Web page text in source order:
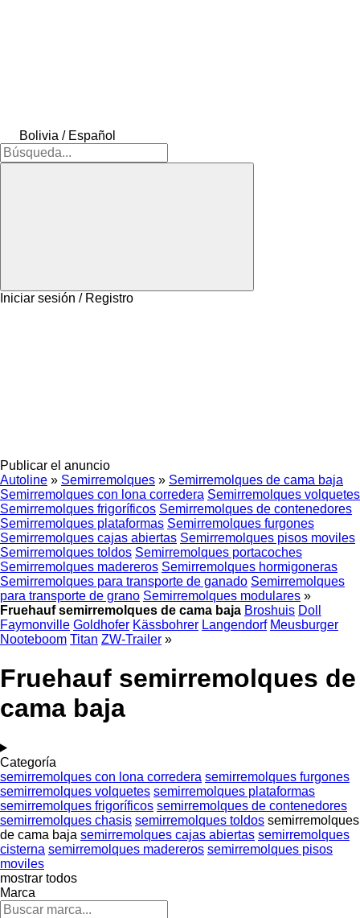
Bolivia / Español
Iniciar sesión / Registro
Publicar el anuncio
Autoline » Semirremolques » Semirremolques de cama baja
Semirremolques con lona corredera Semirremolques volquetes
Semirremolques frigoríficos Semirremolques de contenedores
Semirremolques plataformas Semirremolques furgones
Semirremolques cajas abiertas Semirremolques pisos moviles
Semirremolques toldos Semirremolques portacoches
Semirremolques madereros Semirremolques hormigoneras
Semirremolques para transporte de ganado Semirremolques
para transporte de grano Semirremolques modulares »
Fruehauf semirremolques de cama baja Broshuis Doll
Faymonville Goldhofer Kässbohrer Langendorf Meusburger
Nooteboom Titan ZW-Trailer »
Fruehauf semirremolques de
cama baja
Categoría
semirremolques con lona corredera semirremolques furgones
semirremolques volquetes semirremolques plataformas
semirremolques frigoríficos semirremolques de contenedores
semirremolques chasis semirremolques toldos semirremolques
de cama baja semirremolques cajas abiertas semirremolques
cisterna semirremolques madereros semirremolques pisos
moviles
mostrar todos
Marca